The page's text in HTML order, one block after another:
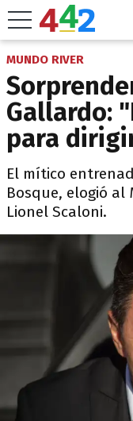
MUNDO RIVER
Gallardo:
para
El mítico
Bosque, elogió al
Lionel Scaloni.